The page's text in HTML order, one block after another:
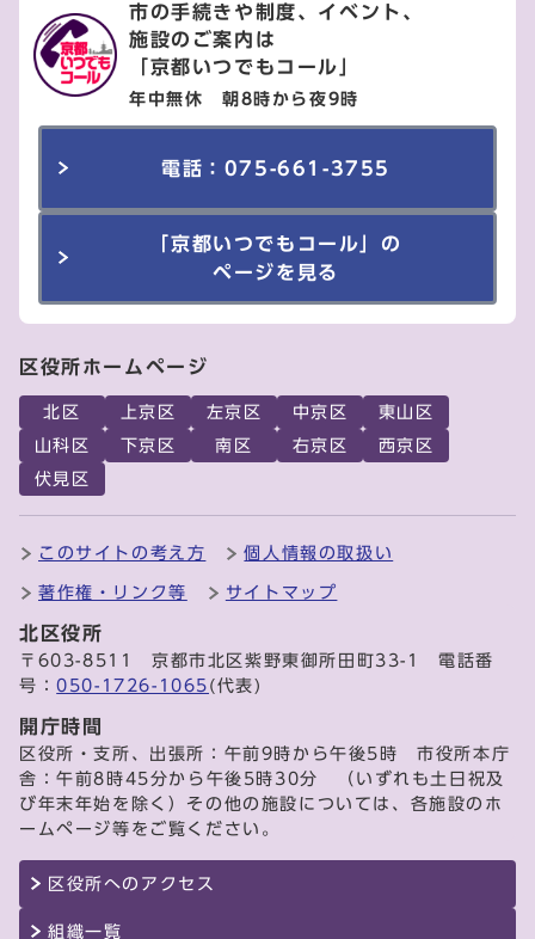
市の手続きや制度、イベント、
施設のご案内は
「京都いつでもコール」
年中無休 朝8時から夜9時
電話：075-661-3755
「京都いつでもコール」の
ページを見る
区役所ホームページ
北区 上京区 左京区 中京区
東山区
山科区
下京区 南区 右京区
西京区
伏見区
このサイトの考え方 個人情報の取扱い
著作権・リンク等 サイトマップ
北区役所
〒603-8511 京都市北区紫野東御所田町33-1 電話番
号：050-1726-1065 (代表)
開庁時間
区役所・支所、出張所：午前9時から午後5時 市役所本庁
舎：午前8時45分から午後5時30分 （いずれも土日祝及
び年末年始を除く）その他の施設については、各施設のホ
ームページ等をご覧ください。
区役所へのアクセス
組織一覧